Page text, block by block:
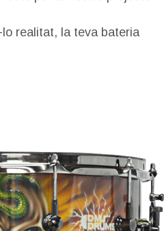
lo realitat, la teva bateria